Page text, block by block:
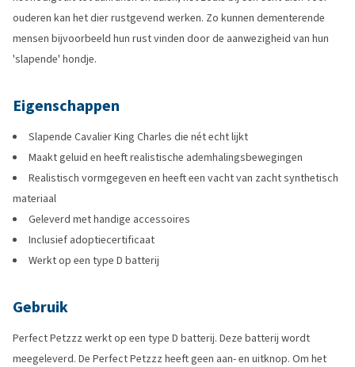
ouderen kan het dier rustgevend werken. Zo kunnen dementerende
mensen bijvoorbeeld hun rust vinden door de aanwezigheid van hun
'slapende' hondje.
Eigenschappen
Slapende Cavalier King Charles die nét echt lijkt
Maakt geluid en heeft realistische ademhalingsbewegingen
Realistisch vormgegeven en heeft een vacht van zacht synthetisch
materiaal
Geleverd met handige accessoires
Inclusief adoptiecertificaat
Werkt op een type D batterij
Gebruik
Perfect Petzzz werkt op een type D batterij. Deze batterij wordt
meegeleverd. De Perfect Petzzz heeft geen aan- en uitknop. Om het